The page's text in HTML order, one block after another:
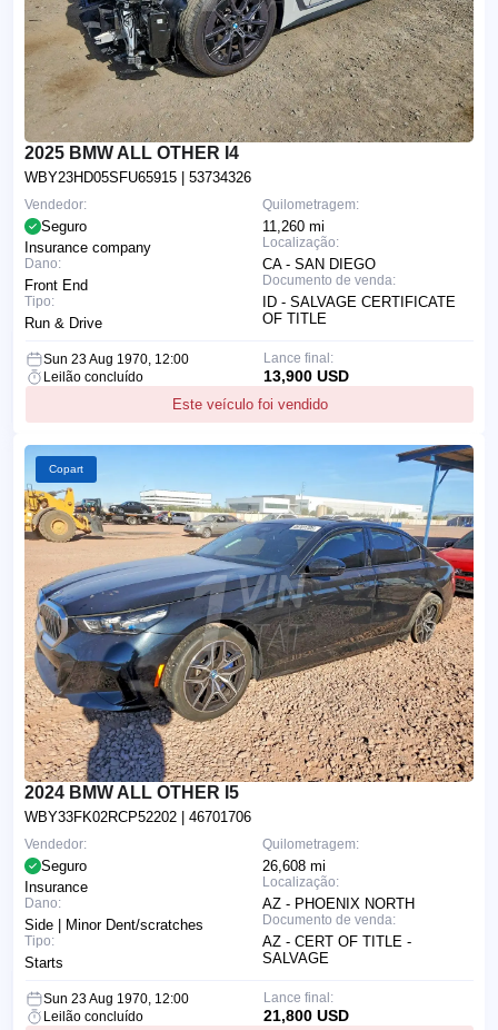
2025 BMW ALL OTHER I4
WBY23HD05SFU65915 | 53734326
Quilometragem:
11,260 mi
Localização:
CA - SAN DIEGO
Documento de venda:
ID - SALVAGE CERTIFICATE
OF TITLE
Vendedor:
Seguro
Insurance company
Dano:
Front End
Tipo:
Run & Drive
Sun 23 Aug 1970, 12:00
Leilão concluído
Este veículo foi vendido
Lance final:
13,900 USD
Copart
2024 BMW ALL OTHER I5
WBY33FK02RCP52202 | 46701706
Quilometragem:
26,608 mi
Localização:
AZ - PHOENIX NORTH
Documento de venda:
AZ - CERT OF TITLE -
SALVAGE
Vendedor:
Seguro
Insurance
Dano:
Side | Minor Dent/scratches
Tipo:
Starts
Sun 23 Aug 1970, 12:00
Leilão concluído
Lance final:
21,800 USD